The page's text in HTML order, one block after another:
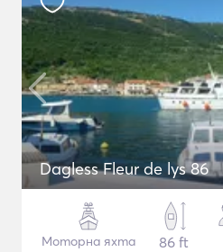
Dagless Fleur de lys 86
Моторна яхта
86 ft